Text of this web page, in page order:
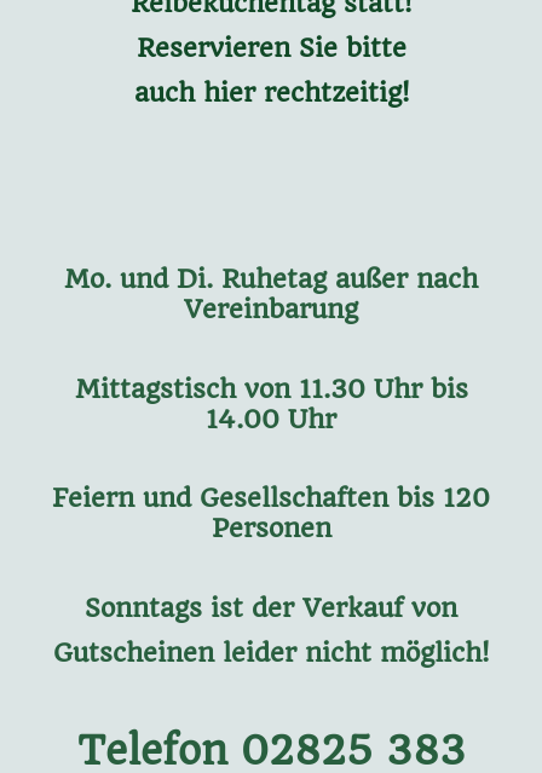
Reservieren Sie bitte
auch hier rechtzeitig!
Mo. und Di. Ruhetag außer nach
Vereinbarung
Mittagstisch von 11.30 Uhr bis
14.00 Uhr
Feiern und Gesellschaften bis 120
Personen
Sonntags ist der Verkauf von
Gutscheinen leider nicht möglich!
Telefon 02825 383